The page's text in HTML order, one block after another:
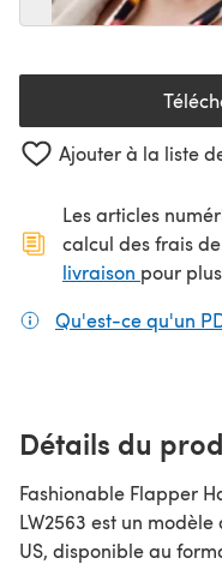
Ajouter à la liste
Les articles
calcul des frais
livraison (s'ouvre
pour
Qu'est-ce qu'un
Détails du
Fashionable Flapper
LW2563 est un modèle de Crochet
US, disponible au